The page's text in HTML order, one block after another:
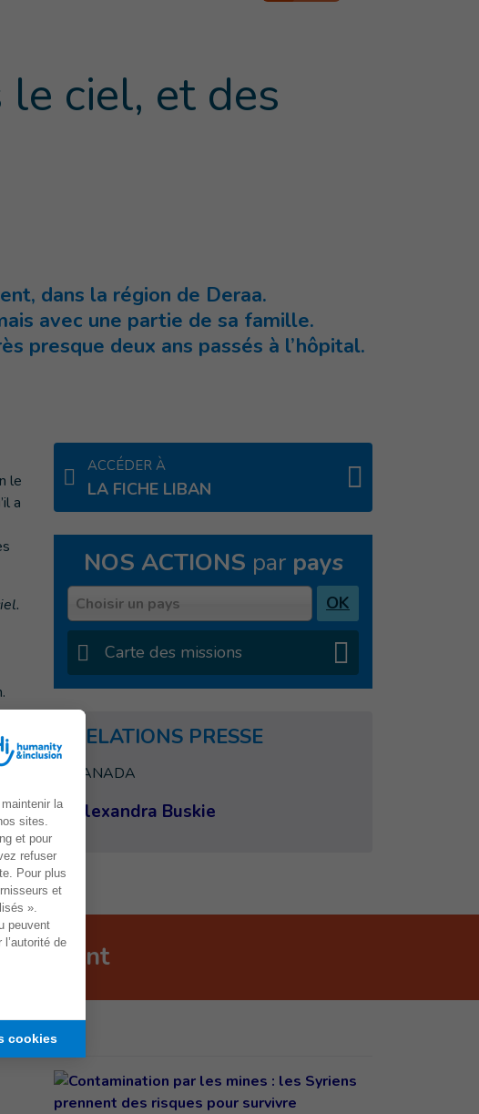
ciel, et des
dans la région de Deraa.
avec une partie de sa famille.
presque deux ans passés à l’hôpital.
le
a
ACCÉDER À
LA FICHE LIBAN
NOS ACTIONS par pays
PaysChoisir un pays OK
Carte des missions
RELATIONS PRESSE
CANADA
Alexandra Buskie